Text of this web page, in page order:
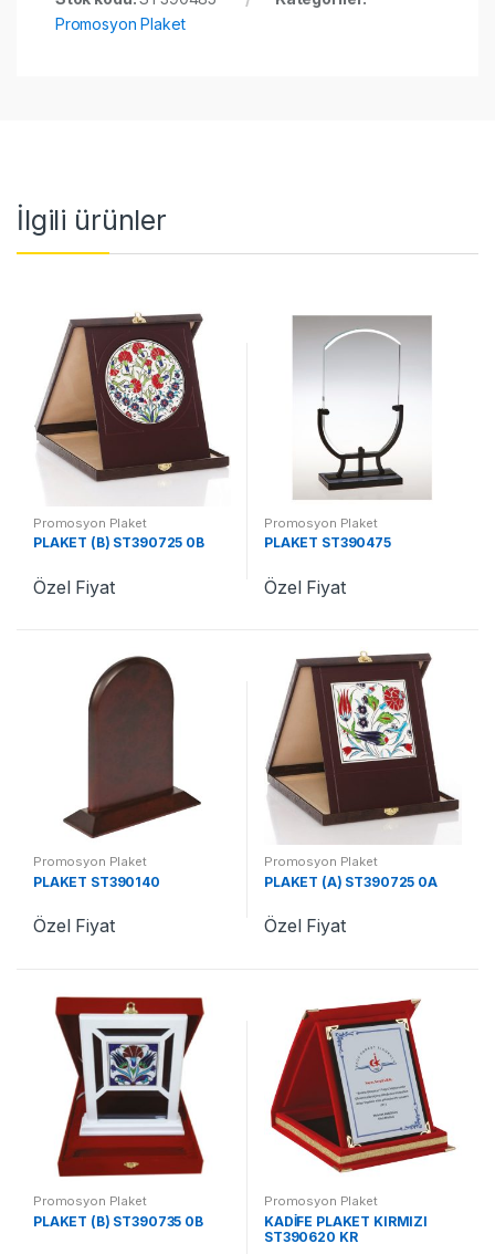
Promosyon Plaket
İlgili ürünler
Promosyon Plaket
PLAKET (B) ST390725 0B
Özel Fiyat
Promosyon Plaket
PLAKET ST390475
Özel Fiyat
Promosyon Plaket
PLAKET ST390140
Özel Fiyat
Promosyon Plaket
PLAKET (A) ST390725 0A
Özel Fiyat
Promosyon Plaket
PLAKET (B) ST390735 0B
Promosyon Plaket
KADİFE PLAKET KIRMIZI
ST390620 KR